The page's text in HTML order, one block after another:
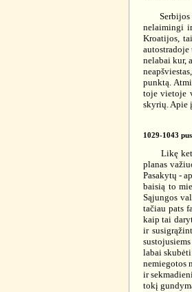
Serbijos
nelaimingi
Kroatijos,
nelabai kur,
punktą.
toje vietoje
skyrių. Apie
1029-1043
Likę
planas
Pasakytų -
baisią to
Sąjungos
tačiau pats
kaip tai
ir
labai
nemiegotos
ir
tokį